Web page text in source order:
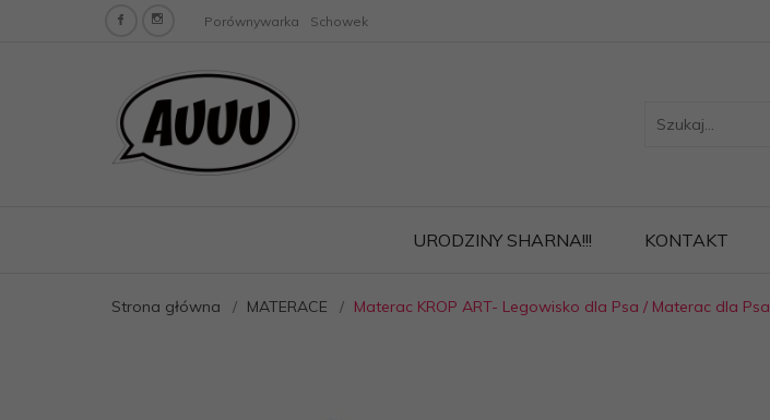
Porównywarka Schowek
URODZINY SHARNA!!! KONTAKT
Strona główna MATERACE Materac KROP ART- Legowisko dla Psa / Materac dla Psa